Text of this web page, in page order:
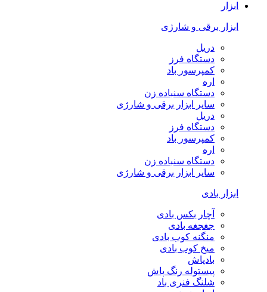
ابزار
ابزار برقی و شارژی
دریل
دستگاه فرز
کمپرسور باد
اره
دستگاه سنباده زن
سایر ابزار برقی و شارژی
دریل
دستگاه فرز
کمپرسور باد
اره
دستگاه سنباده زن
سایر ابزار برقی و شارژی
ابزار بادی
آچار بکس بادی
جغجغه بادی
منگنه کوب بادی
میخ کوب بادی
بادپاش
پیستوله رنگ پاش
شلنگ فنری باد